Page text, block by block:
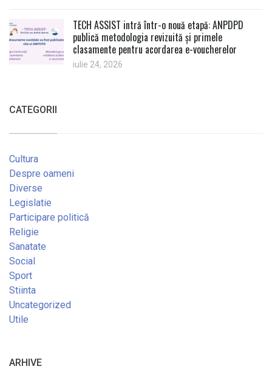
TECH ASSIST intră într-o nouă etapă: ANPDPD
publică metodologia revizuită și primele
clasamente pentru acordarea e-voucherelor
iulie 24, 2026
CATEGORII
Cultura
Despre oameni
Diverse
Legislatie
Participare politică
Religie
Sanatate
Social
Sport
Stiinta
Uncategorized
Utile
ARHIVE